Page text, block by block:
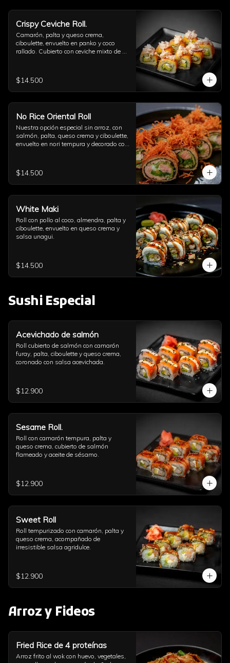
Crispy Ceviche Roll.
Camarón, palta y queso crema,
ciboulette, envuelto en panko y coco
rallado. Cubierto con ceviche mixto de
$14.500
No Rice Oriental Roll
Nuestra opción especial sin arroz, con
salmón, palta, queso crema y ciboulette,
envuelto en nori tempura y decorado con
$14.500
White Maki
Roll con pollo al coco, almendra, palta y
ciboulette, envuelto en queso crema y
salsa unagui.
$14.500
Sushi Especial
Acevichado de salmón
Roll cubierto de salmón con camarón
furay, palta, ciboulette y queso crema,
coronado con salsa acevichada.
$12.900
Sesame Roll.
Roll con camarón tempura, palta y
queso crema, cubierto de salmón
flameado y aceite de sésamo.
$12.900
Sweet Roll
Roll tempurizado con camarón, palta y
queso crema, acompañado de
irresistible salsa agridulce.
$12.900
Arroz y Fideos
Fried Rice de 4 proteínas
Arroz frito al wok con huevo, vegetales,